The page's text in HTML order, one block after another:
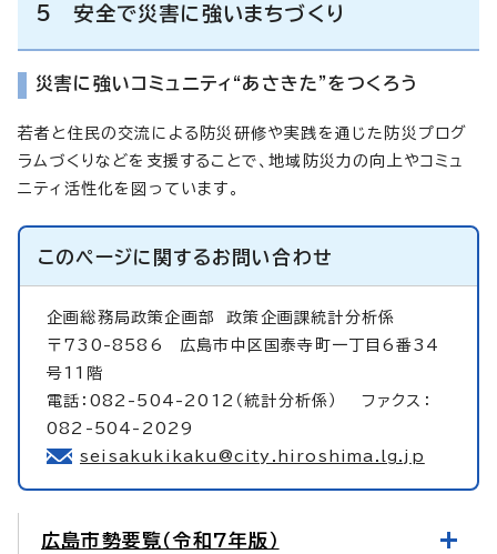
5 安全で災害に強いまちづくり
災害に強いコミュニティ“あさきた”をつくろう
若者と住民の交流による防災研修や実践を通じた防災プログ
ラムづくりなどを支援することで、地域防災力の向上やコミュ
ニティ活性化を図っています。
このページに関するお問い合わせ
企画総務局政策企画部政策企画課統計分析係
〒730-8586 広島市中区国泰寺町一丁目6番34
号11階
電話：082-504-2012（統計分析係） ファクス：
082-504-2029
seisakukikaku@city.hiroshima.lg.jp
広島市勢要覧（令和7年版）